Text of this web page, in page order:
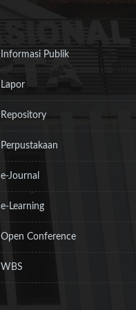
Informasi Publik
Lapor
Repository
Perpustakaan
e-Journal
e-Learning
Open Conference
WBS